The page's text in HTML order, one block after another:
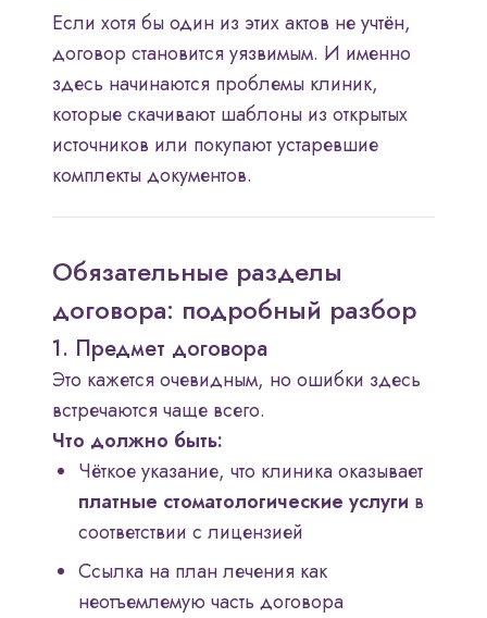
Если хотя бы один из этих актов не учтён,
договор становится уязвимым. И именно
здесь начинаются проблемы клиник,
которые скачивают шаблоны из открытых
источников или покупают устаревшие
комплекты документов.
Обязательные разделы
договора: подробный разбор
1. Предмет договора
Это кажется очевидным, но ошибки здесь
встречаются чаще всего.
Что должно быть:
Чёткое указание, что клиника оказывает
платные стоматологические услуги в
соответствии с лицензией
Ссылка на план лечения как
неотъемлемую часть договора